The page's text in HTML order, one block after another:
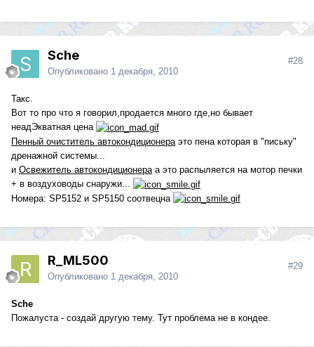
Sche
Опубликовано 1 декабря, 2010
#28
Такс.
Вот то про что я говорил,продается много где,но бывает
неадЭкватная цена
Пенный очиститель автокондиционера это пена которая в "письку"
дренажной системы...
и Освежитель автокондиционера а это распыляется на мотор печки
+ в воздуховоды снаружи...
Номера: SP5152 и SP5150 соотвецна
R_ML500
Опубликовано 1 декабря, 2010
#29
Sche
Пожалуста - создай другую тему. Тут проблема не в кондее.